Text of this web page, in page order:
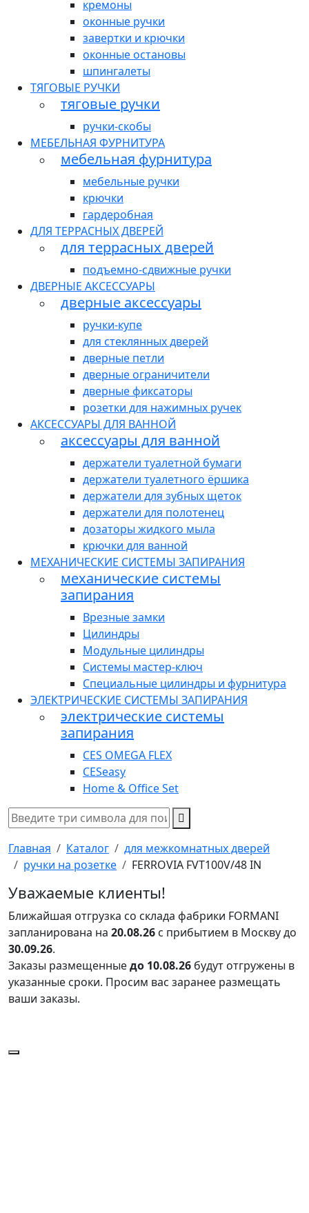
кремоны
оконные ручки
завертки и крючки
оконные остановы
шпингалеты
ТЯГОВЫЕ РУЧКИ
тяговые ручки
ручки-скобы
МЕБЕЛЬНАЯ ФУРНИТУРА
мебельная фурнитура
мебельные ручки
крючки
гардеробная
ДЛЯ ТЕРРАСНЫХ ДВЕРЕЙ
для террасных дверей
подъемно-сдвижные ручки
ДВЕРНЫЕ АКСЕССУАРЫ
дверные аксессуары
ручки-купе
для стеклянных дверей
дверные петли
дверные ограничители
дверные фиксаторы
розетки для нажимных ручек
АКСЕССУАРЫ ДЛЯ ВАННОЙ
аксессуары для ванной
держатели туалетной бумаги
держатели туалетного ёршика
держатели для зубных щеток
держатели для полотенец
дозаторы жидкого мыла
крючки для ванной
МЕХАНИЧЕСКИЕ СИСТЕМЫ ЗАПИРАНИЯ
механические системы
запирания
Врезные замки
Цилиндры
Модульные цилиндры
Системы мастер-ключ
Специальные цилиндры и фурнитура
ЭЛЕКТРИЧЕСКИЕ СИСТЕМЫ ЗАПИРАНИЯ
электрические системы
запирания
CES OMEGA FLEX
CESeasy
Home & Office Set
Главная Каталог
для межкомнатных дверей
ручки на розетке
FERROVIA FVT100V/48 IN
Уважаемые клиенты!
Ближайшая отгрузка со склада фабрики FORMANI
запланирована на 20.08.26 с прибытием в Москву до
30.09.26.
Заказы размещенныедо 10.08.26 будут отгружены в
указанные сроки. Просим вас заранее размещать
ваши заказы.